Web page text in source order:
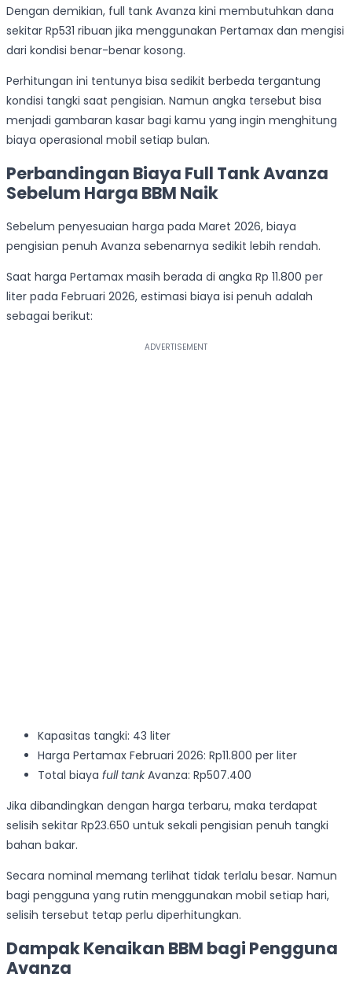
Dengan demikian, full tank Avanza kini membutuhkan dana
sekitar Rp531 ribuan jika menggunakan Pertamax dan mengisi
dari kondisi benar-benar kosong.
Perhitungan ini tentunya bisa sedikit berbeda tergantung
kondisi tangki saat pengisian. Namun angka tersebut bisa
menjadi gambaran kasar bagi kamu yang ingin menghitung
biaya operasional mobil setiap bulan.
Perbandingan Biaya Full Tank Avanza
Sebelum Harga BBM Naik
Sebelum penyesuaian harga pada Maret 2026, biaya
pengisian penuh Avanza sebenarnya sedikit lebih rendah.
Saat harga Pertamax masih berada di angka Rp 11.800 per
liter pada Februari 2026, estimasi biaya isi penuh adalah
sebagai berikut:
Kapasitas tangki: 43 liter
Harga Pertamax Februari 2026: Rp11.800 per liter
Total biaya full tankAvanza: Rp507.400
Jika dibandingkan dengan harga terbaru, maka terdapat
selisih sekitar Rp23.650 untuk sekali pengisian penuh tangki
bahan bakar.
Secara nominal memang terlihat tidak terlalu besar. Namun
bagi pengguna yang rutin menggunakan mobil setiap hari,
selisih tersebut tetap perlu diperhitungkan.
Dampak Kenaikan BBM bagi Pengguna
Avanza